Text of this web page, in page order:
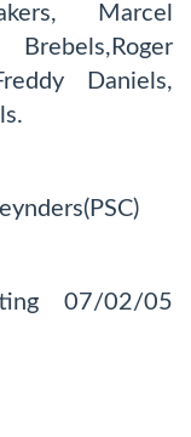
Marcel
Brebels,Roger
Daniels,
07/02/05